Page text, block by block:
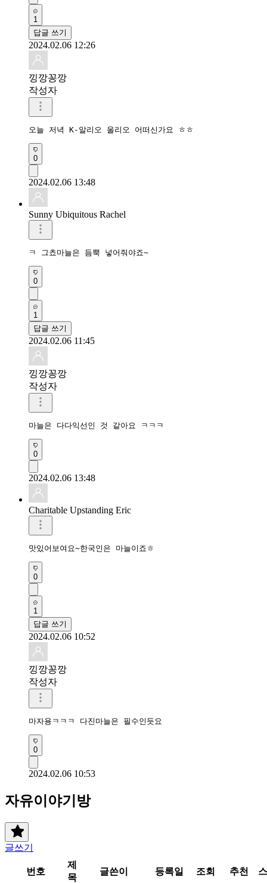
1
답글 쓰기
2024.02.06 12:26
낑깡꽁깡
작성자
오늘 저녁 K-알리오 올리오 어떠신가요 ㅎㅎ
0
2024.02.06 13:48
Sunny Ubiquitous Rachel
ㅋ 그쵸마늘은 듬뿍 넣어줘야죠~
0
1
답글 쓰기
2024.02.06 11:45
낑깡꽁깡
작성자
마늘은 다다익선인 것 같아요 ㅋㅋㅋ
0
2024.02.06 13:48
Charitable Upstanding Eric
맛있어보여요~한국인은 마늘이죠ㅎ
0
1
답글 쓰기
2024.02.06 10:52
낑깡꽁깡
작성자
마자용ㅋㅋㅋ 다진마늘은 필수인듯요
0
2024.02.06 10:53
자유이야기방
글쓰기
번호
제
목
글쓴이 등록일 조회 추천